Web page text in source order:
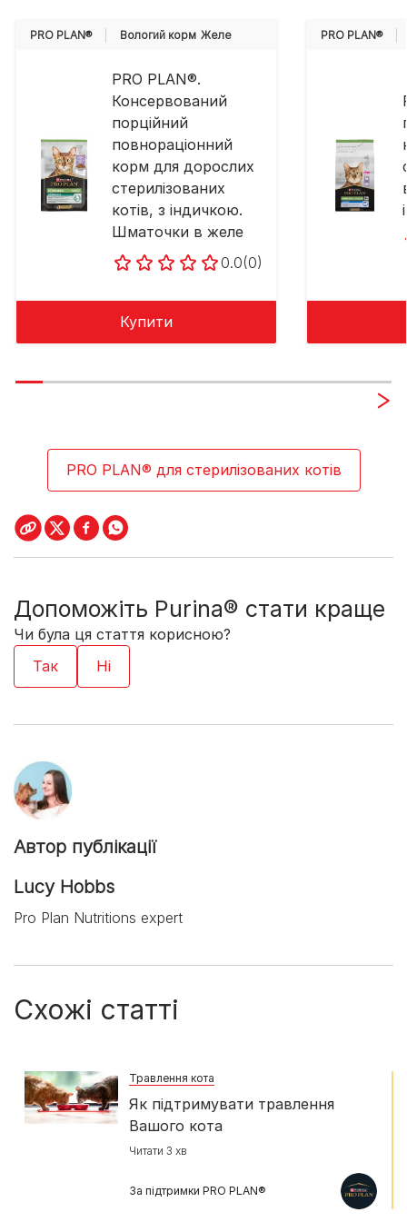
PRO PLAN® Вологий корм Желе
PRO PLAN®.
Консервований
порційний
повнораціонний
корм для дорослих
стерилізованих
котів, з індичкою.
Шматочки в желе
0.0(0)
Купити
PRO PLAN®
PRO PLAN® для стерилізованих котів
Допоможіть Purina® стати краще
Чи була ця стаття корисною?
Автор публікації
Lucy Hobbs
Pro Plan Nutritions expert
Схожі статті
Травлення кота
Як підтримувати травлення
Вашого кота
Читати 3 хв
За підтримки PRO PLAN®